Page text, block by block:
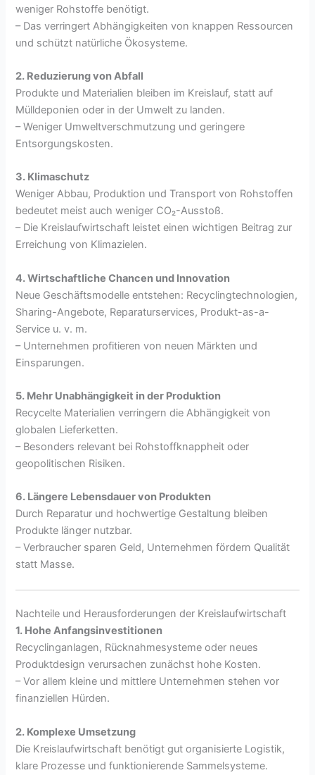
weniger Rohstoffe benötigt.
– Das verringert Abhängigkeiten von knappen Ressourcen
und schützt natürliche Ökosysteme.
2. Reduzierung von Abfall
Produkte und Materialien bleiben im Kreislauf, statt auf
Mülldeponien oder in der Umwelt zu landen.
– Weniger Umweltverschmutzung und geringere
Entsorgungskosten.
3. Klimaschutz
Weniger Abbau, Produktion und Transport von Rohstoffen
bedeutet meist auch weniger CO₂-Ausstoß.
– Die Kreislaufwirtschaft leistet einen wichtigen Beitrag zur
Erreichung von Klimazielen.
4. Wirtschaftliche Chancen und Innovation
Neue Geschäftsmodelle entstehen: Recyclingtechnologien,
Sharing-Angebote, Reparaturservices, Produkt-as-a-
Service u. v. m.
– Unternehmen profitieren von neuen Märkten und
Einsparungen.
5. Mehr Unabhängigkeit in der Produktion
Recycelte Materialien verringern die Abhängigkeit von
globalen Lieferketten.
– Besonders relevant bei Rohstoffknappheit oder
geopolitischen Risiken.
6. Längere Lebensdauer von Produkten
Durch Reparatur und hochwertige Gestaltung bleiben
Produkte länger nutzbar.
– Verbraucher sparen Geld, Unternehmen fördern Qualität
statt Masse.
Nachteile und Herausforderungen der Kreislaufwirtschaft
1. Hohe Anfangsinvestitionen
Recyclinganlagen, Rücknahmesysteme oder neues
Produktdesign verursachen zunächst hohe Kosten.
– Vor allem kleine und mittlere Unternehmen stehen vor
finanziellen Hürden.
2. Komplexe Umsetzung
Die Kreislaufwirtschaft benötigt gut organisierte Logistik,
klare Prozesse und funktionierende Sammelsysteme.